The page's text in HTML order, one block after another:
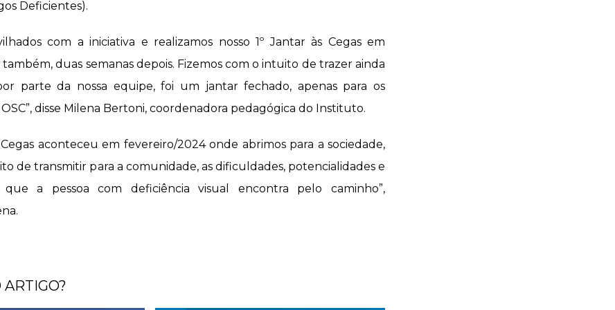
Deficientes).
com a iniciativa e realizamos nosso 1º Jantar às Cegas em
duas semanas depois. Fizemos com o intuito de trazer ainda
parte da nossa equipe, foi um jantar fechado, apenas para os
disse Milena Bertoni, coordenadora pedagógica do Instituto.
Cegas aconteceu em fevereiro/2024 onde abrimos para a sociedade,
de transmitir para a comunidade, as dificuldades, potencialidades e
que a pessoa com deficiência visual encontra pelo caminho”,